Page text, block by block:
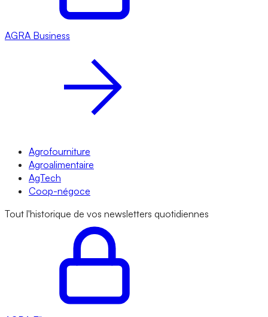
AGRA Business
Agrofourniture
Agroalimentaire
AgTech
Coop-négoce
Tout l'historique de vos newsletters quotidiennes